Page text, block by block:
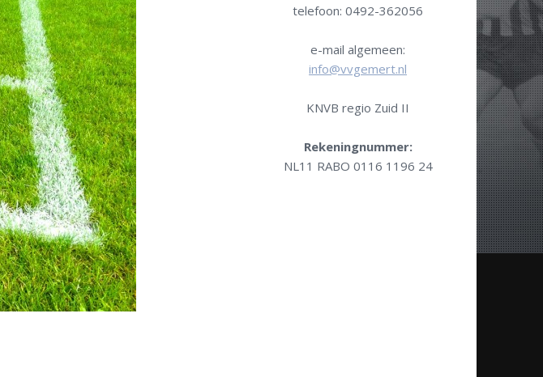
telefoon: 0492-362056
e-mail algemeen:
info@vvgemert.nl
KNVB regio Zuid II
Rekeningnummer:
NL11 RABO 0116 1196 24